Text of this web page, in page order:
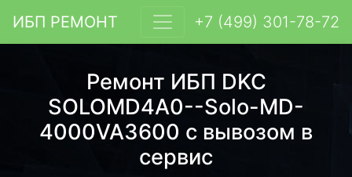
ИБП РЕМОНТ +7 (499) 301-78-72
Ремонт ИБП DKC
SOLOMD4A0--Solo-MD-
4000VA3600 с вывозом в
сервис